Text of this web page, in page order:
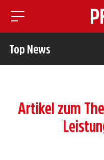
Toggle
Top News
Artikel zum